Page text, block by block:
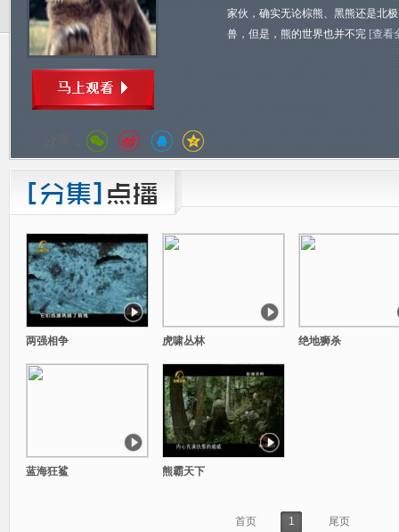
家伙，确实无论棕熊、黑熊还是北
兽，但是，熊的世界也并不完 [查看
分享：
两强相争 虎啸丛林 绝地狮杀
蓝海狂鲨 熊霸天下
首页 1 尾页